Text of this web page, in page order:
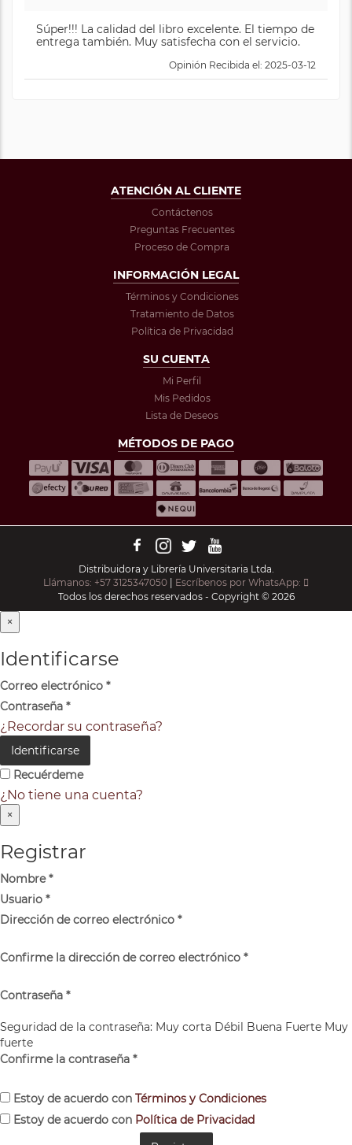
Súper!!! La calidad del libro excelente. El tiempo de
entrega también. Muy satisfecha con el servicio.
Opinión Recibida el: 2025-03-12
ATENCIÓN AL CLIENTE
Contáctenos
Preguntas Frecuentes
Proceso de Compra
INFORMACIÓN LEGAL
Términos y Condiciones
Tratamiento de Datos
Política de Privacidad
SU CUENTA
Mi Perfil
Mis Pedidos
Lista de Deseos
MÉTODOS DE PAGO
Distribuidora y Librería Universitaria Ltda.
Llámanos: +57 3125347050
Escríbenos por WhatsApp:
Todos los derechos reservados - Copyright © 2026
×
Identificarse
Correo electrónico *
Contraseña *
¿Recordar su contraseña?
Identificarse
Recuérdeme
¿No tiene una cuenta?
×
Registrar
Nombre*
Usuario *
Dirección de correo electrónico *
Confirme la dirección de correo electrónico *
Contraseña *
Seguridad de la contraseña: Muy corta Débil Buena Fuerte Muy
fuerte
Confirme la contraseña *
Estoy de acuerdo con Términos y Condiciones
Estoy de acuerdo con Política de Privacidad